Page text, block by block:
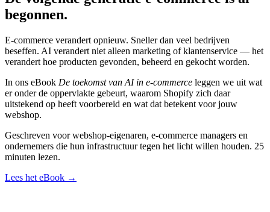
begonnen.
E-commerce verandert opnieuw. Sneller dan veel bedrijven
beseffen. AI verandert niet alleen marketing of klantenservice — het
verandert hoe producten gevonden, beheerd en gekocht worden.
In ons eBook De toekomst van AI in e-commerce leggen we uit wat
er onder de oppervlakte gebeurt, waarom Shopify zich daar
uitstekend op heeft voorbereid en wat dat betekent voor jouw
webshop.
Geschreven voor webshop-eigenaren, e-commerce managers en
ondernemers die hun infrastructuur tegen het licht willen houden. 25
minuten lezen.
Lees het eBook →